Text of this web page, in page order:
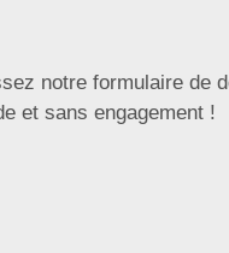
notre formulaire de
et sans engagement !